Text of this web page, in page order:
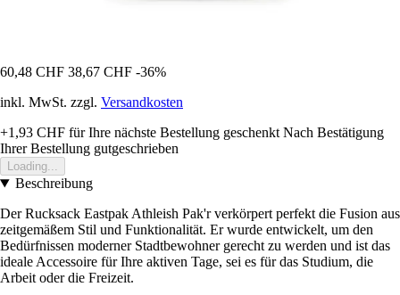
60,48 CHF 38,67 CHF -36%
inkl. MwSt. zzgl. Versandkosten
+1,93 CHF für Ihre nächste Bestellung geschenkt Nach Bestätigung
Ihrer Bestellung gutgeschrieben
Loading...
Beschreibung
Der Rucksack Eastpak Athleish Pak'r verkörpert perfekt die Fusion aus
zeitgemäßem Stil und Funktionalität. Er wurde entwickelt, um den
Bedürfnissen moderner Stadtbewohner gerecht zu werden und ist das
ideale Accessoire für Ihre aktiven Tage, sei es für das Studium, die
Arbeit oder die Freizeit.